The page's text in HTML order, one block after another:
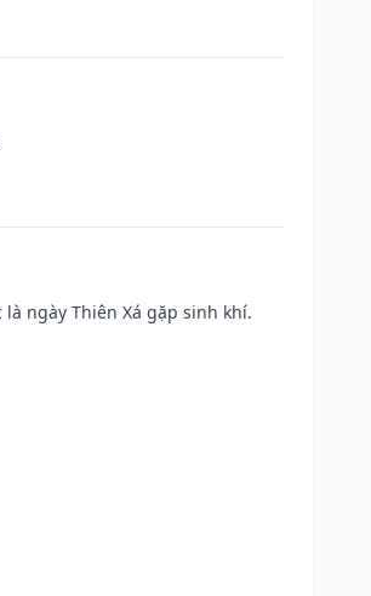
ngày Thiên Xá gặp sinh khí.